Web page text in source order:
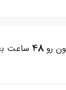
رو48 ساعت